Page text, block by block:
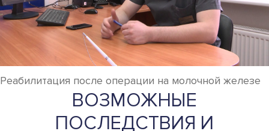
Реабилитация после операции на молочной железе
ВОЗМОЖНЫЕ
ПОСЛЕДСТВИЯ И